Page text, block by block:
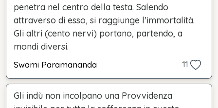
penetra nel centro della testa. Salendo
attraverso di esso, si raggiunge l'immortalità.
Gli altri (cento nervi) portano, partendo, a
mondi diversi.
Swami Paramananda 11
Gli indù non incolpano una Provvidenza